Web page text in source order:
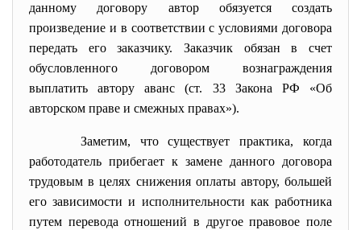
данному договору автор обязуется создать
произведение и в соответствии с условиями договора
передать его заказчику. Заказчик обязан в счет
обусловленного договором вознаграждения
выплатить автору аванс (ст. 33 Закона РФ «Об
авторском праве и смежных правах»).
Заметим, что существует практика, когда
работодатель прибегает к замене данного договора
трудовым в целях снижения оплаты автору, большей
его зависимости и исполнительности как работника
путем перевода отношений в другое правовое поле